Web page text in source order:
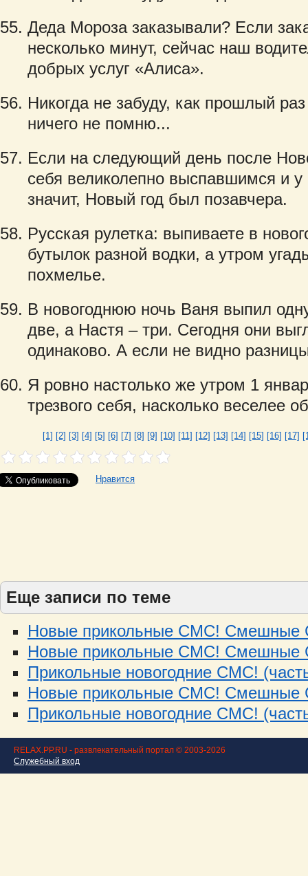
Деда Мороза заказывали? Если
несколько минут, сейчас наш
добрых услуг «Алиса».
Никогда не забуду, как прошлый
ничего не помню...
Если на следующий день после
себя великолепно выспавшимся и у
значит, Новый год был позавчера.
Русская рулетка: выпиваете в
бутылок разной водки, а утром
похмелье.
В новогоднюю ночь Ваня выпил
две, а Настя – три. Сегодня они
одинаково. А если не видно
Я ровно настолько же утром 1
трезвого себя, насколько веселее
[1] [2] [3] [4] [5] [6] [7] [8] [9] [10] [11] [12] [13] [14] [15] [16] [17]
Нравится
Еще записи по теме
Новые прикольные СМС! Смешные
Новые прикольные СМС! Смешные
Прикольные новогодние СМС!
Новые прикольные СМС! Смешные
Прикольные новогодние СМС!
RELAX.PP.RU - развлекательный портал © 2003-2026
Служебный вход